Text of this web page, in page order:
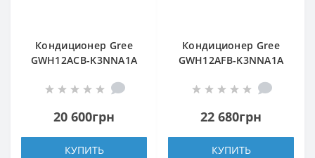
Кондиционер Gree
GWH12ACB-K3NNA1A
20 600грн
КУПИТЬ
Кондиционер Gree
GWH12AFB-K3NNA1A
22 680грн
КУПИТЬ